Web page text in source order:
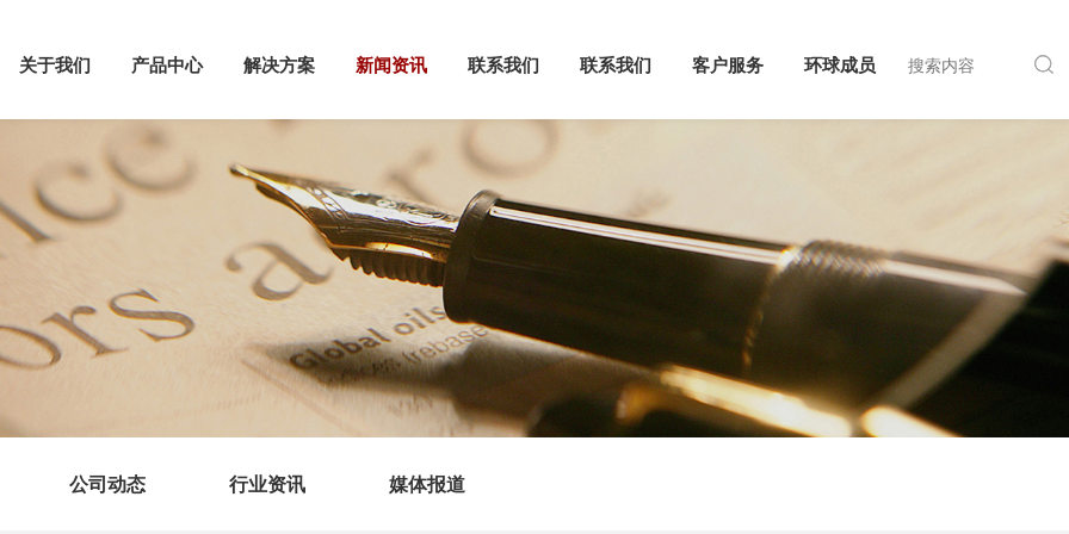
关于我们 产品中心 解决方案 新闻资讯 联系我们 联系我们 客户服务 环球成员
公司动态 行业资讯 媒体报道